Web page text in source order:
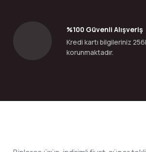
%100 Güvenli Alışveriş
Kredi kartı bilgileriniz
korunmaktadır.